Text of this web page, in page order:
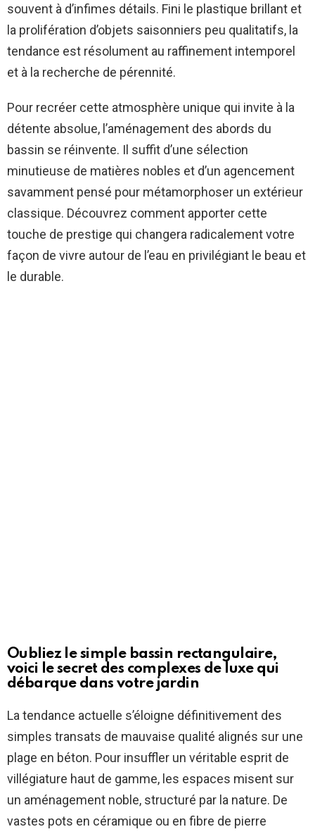
souvent à d’infimes détails. Fini le plastique brillant et
la prolifération d’objets saisonniers peu qualitatifs, la
tendance est résolument au raffinement intemporel
et à la recherche de pérennité.
Pour recréer cette atmosphère unique qui invite à la
détente absolue, l’aménagement des abords du
bassin se réinvente. Il suffit d’une sélection
minutieuse de matières nobles et d’un agencement
savamment pensé pour métamorphoser un extérieur
classique. Découvrez comment apporter cette
touche de prestige qui changera radicalement votre
façon de vivre autour de l’eau en privilégiant le beau et
le durable.
Oubliez le simple bassin rectangulaire,
voici le secret des complexes de luxe qui
débarque dans votre jardin
La tendance actuelle s’éloigne définitivement des
simples transats de mauvaise qualité alignés sur une
plage en béton. Pour insuffler un véritable esprit de
villégiature haut de gamme, les espaces misent sur
un aménagement noble, structuré par la nature. De
vastes pots en céramique ou en fibre de pierre